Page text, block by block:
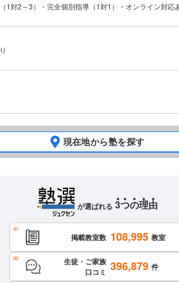
1対2～3）・完全個別指導（1対1）・オンライン対応
現在地から塾を探す
が選ばれる 3つの理由
掲載教室数 108,995 教室
生徒・ご家族
口コミ 396,879 件